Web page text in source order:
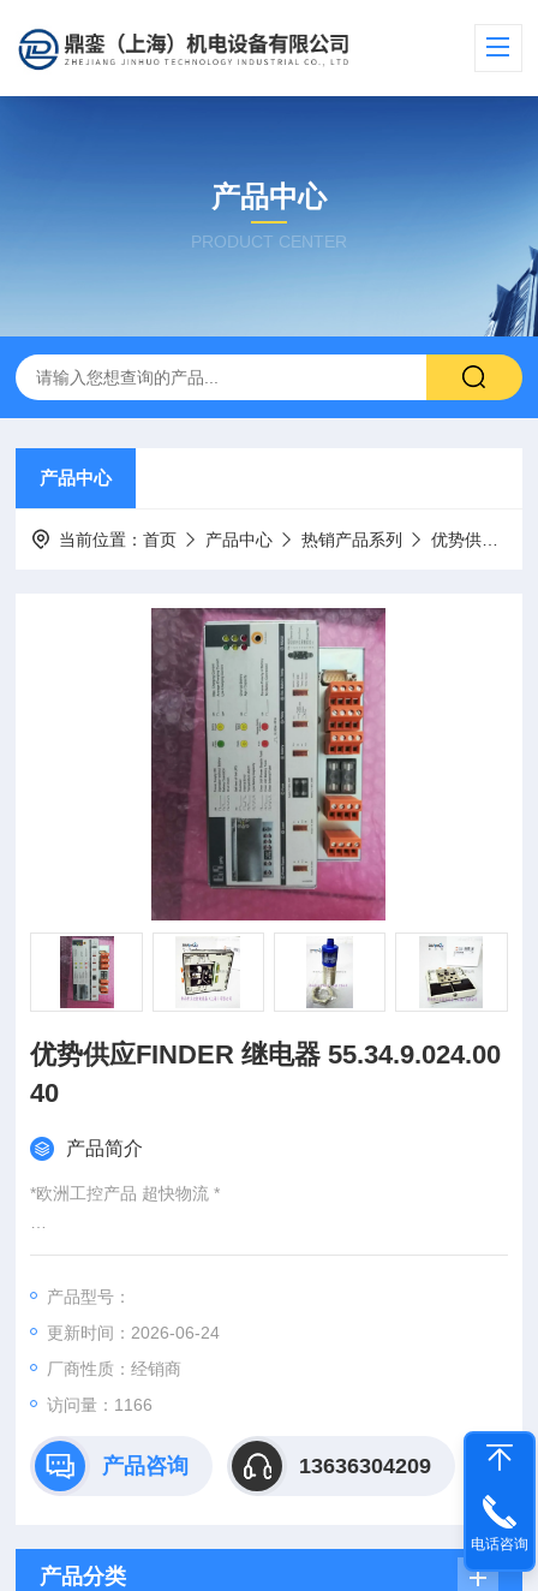
产品中心
PRODUCT CENTER
产品中心
当前位置：首页 产品中心 热销产品系列 优势供应
优势供应FINDER 继电器 55.34.9.024.00
40
产品简介
*欧洲工控产品 超快物流 *
：
：@
产品型号：
更新时间：2026-06-24
厂商性质：经销商
访问量：1166
产品咨询 13636304209
产品分类
电话咨询